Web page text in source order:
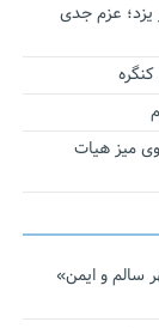
یزد؛ عزم جدی
میز هیات
و ایمن»